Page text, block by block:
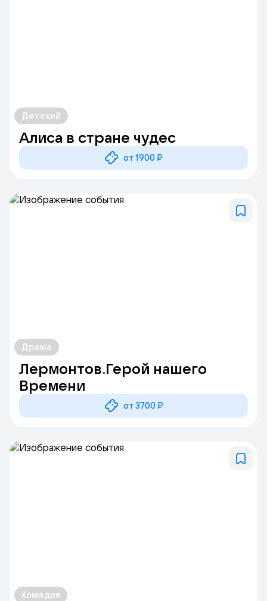
Детский
Алиса в стране чудес
от 1900 ₽
Драма
Лермонтов.Герой нашего
Времени
от 3700 ₽
Комедия